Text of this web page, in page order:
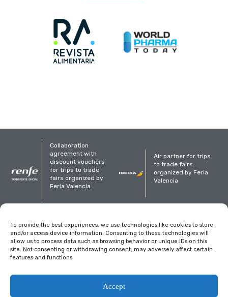
To provide the best experiences, we use technologies like cookies to store
and/or access device information. Consenting to these technologies will
allow us to process data such as browsing behavior or unique IDs on this
site. Not consenting or withdrawing consent, may adversely affect certain
features and functions.
Accept
Collaboration
agreement with
discount vouchers
for trips to trade
fairs organized by
Feria Valencia
Air partner for trips
to trade fairs
organized by Feria
Valencia